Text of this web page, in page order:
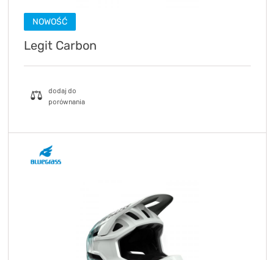
NOWOŚĆ
Legit Carbon